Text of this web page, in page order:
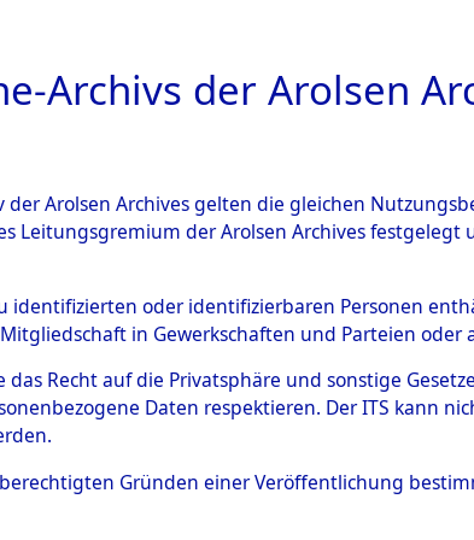
ARCHIVALE ÜBERSICHT BILD
über unbekannte
Todesopfer aus
und deren
Archivs der Arolsen
Arolsen Archives gelten die gleichen
Leitungsgremium der Arolsen Archives
identifizierten oder identifizierbaren Personen
in Gewerkschaften und Parteien
Recht auf die Privatsphäre und sonstige
Daten respektieren. Der ITS kann
Gründen einer Veröffentlichung